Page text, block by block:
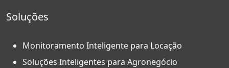
Soluções
Monitoramento Inteligente para Locação
Soluções Inteligentes para Agronegócio